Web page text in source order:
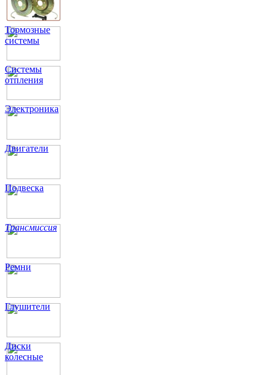
Тормозные
системы
Системы
отпления
Электроника
Двигатели
Подвеска
Трансмиссия
Ремни
Глушители
Диски
колесные